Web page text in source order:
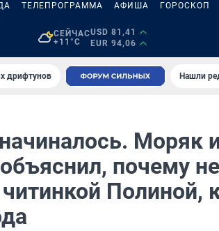
ТЕЛЕПРОГРАММА АФИША ГОРОСКОП
СЕЙЧАС
+11°C
USD 81,41
EUR 94,06
дрифтунов Нашли
Моряк
почему
Полиной,